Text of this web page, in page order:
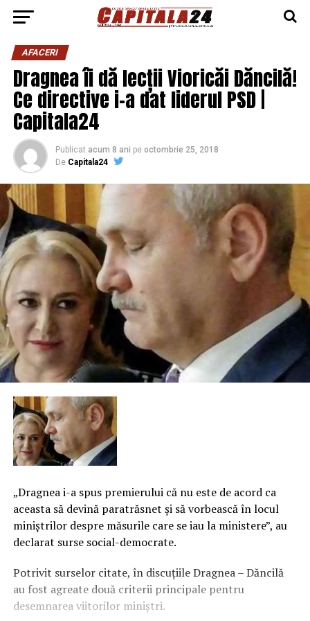
AFACERI
Dragnea îi dă lecții Vioricăi Dăncilă!
Ce directive i-a dat liderul PSD |
Capitala24
Publicat acum 8 ani pe octombrie 25, 2018
De Capitala24
„Dragnea i-a spus premierului că nu este de acord ca
aceasta să devină paratrăsnet şi să vorbească în locul
miniştrilor despre măsurile care se iau la ministere”, au
declarat surse social-democrate.
Potrivit surselor citate, în discuţiile Dragnea – Dăncilă
au fost agreate două criterii principale pentru
desemnarea viitorilor miniştri.